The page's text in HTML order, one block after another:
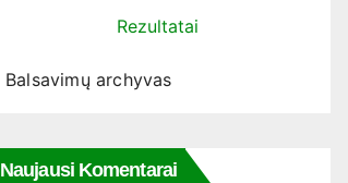
Rezultatai
Balsavimų archyvas
Naujausi Komentarai